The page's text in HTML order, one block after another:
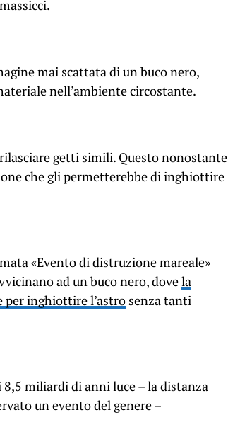
mai scattata di un buco nero,
nell’ambiente circostante.
getti simili. Questo nonostante
che gli permetterebbe di inghiottire
«Evento di distruzione mareale»
ad un buco nero, dovela
per inghiottire l’astro senza tanti
miliardi di anni luce – la distanza
un evento del genere –